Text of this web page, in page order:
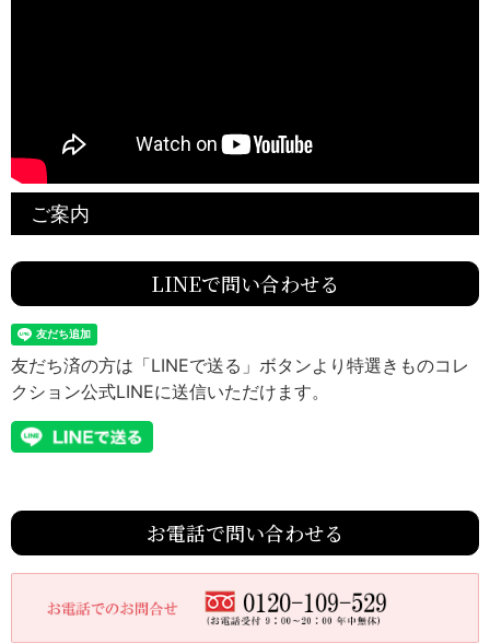
ご案内
LINEで問い合わせる
友だち済の方は「LINEで送る」ボタンより特選きものコレ
クション公式LINEに送信いただけます。
お電話で問い合わせる